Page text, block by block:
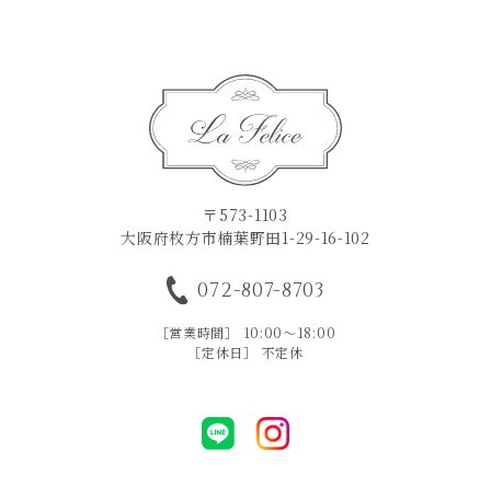
〒573-1103
大阪府枚方市楠葉野田1-29-16-102
072-807-8703
［営業時間］ 10:00～18:00
［定休日］ 不定休